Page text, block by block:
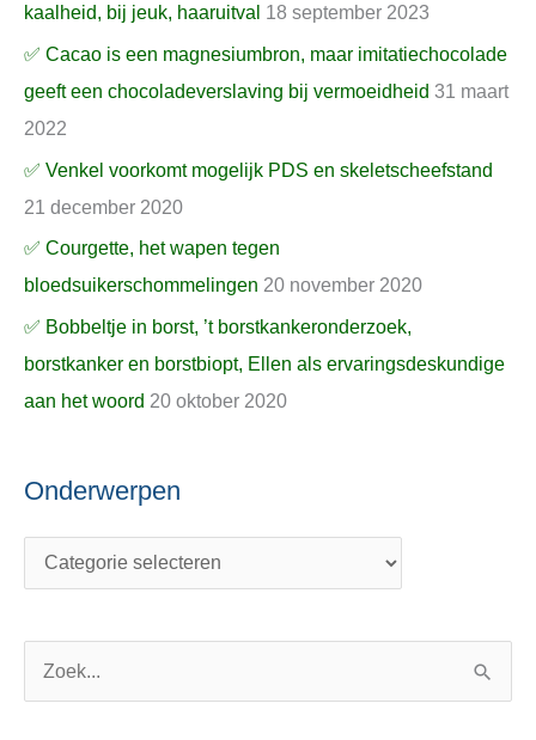
kaalheid, bij jeuk, haaruitval 18 september 2023
✅ Cacao is een magnesiumbron, maar imitatiechocolade
geeft een chocoladeverslaving bij vermoeidheid 31 maart
2022
✅ Venkel voorkomt mogelijk PDS en skeletscheefstand
21 december 2020
✅ Courgette, het wapen tegen
bloedsuikerschommelingen 20 november 2020
✅ Bobbeltje in borst, ’t borstkankeronderzoek,
borstkanker en borstbiopt, Ellen als ervaringsdeskundige
aan het woord 20 oktober 2020
Onderwerpen